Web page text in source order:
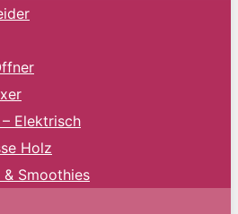
Elektrisch
Holz
Smoothies